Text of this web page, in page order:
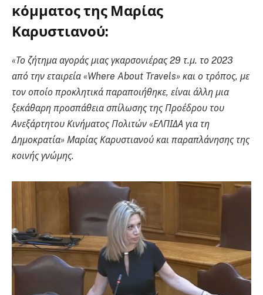
κόμματος της Μαρίας
Καρυστιανού:
«Το ζήτημα αγοράς μιας γκαρσονιέρας 29 τ.μ. το 2023
από την εταιρεία «Where About Travels» και ο τρόπος, με
τον οποίο προκλητικά παραποιήθηκε, είναι άλλη μια
ξεκάθαρη προσπάθεια σπίλωσης της Προέδρου του
Ανεξάρτητου Κινήματος Πολιτών «ΕΛΠΙΔΑ για τη
Δημοκρατία» Μαρίας Καρυστιανού και παραπλάνησης της
κοινής γνώμης.